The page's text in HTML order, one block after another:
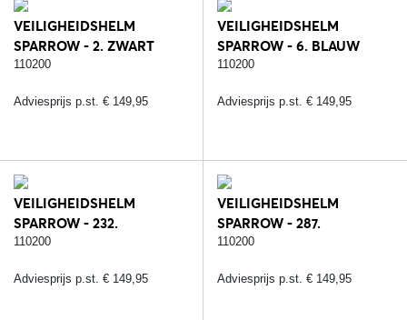
VEILIGHEIDSHELM
SPARROW - 2. ZWART
110200
Adviesprijs p.st. € 149,95
VEILIGHEIDSHELM
SPARROW - 6. BLAUW
110200
Adviesprijs p.st. € 149,95
VEILIGHEIDSHELM
SPARROW - 232.
ZWART/ZILVER
110200
Adviesprijs p.st. € 149,95
VEILIGHEIDSHELM
SPARROW - 287.
ZWART/ROSE
110200
Adviesprijs p.st. € 149,95